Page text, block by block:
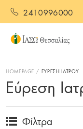
2410996000
HOMEPAGE ΕΥΡΕΣΗ ΙΑΤΡΟΥ
Εύρεση
Φίλτρα